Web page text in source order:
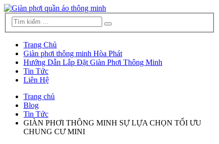
Trang Chủ
Giàn phơi thông minh Hòa Phát
Hướng Dẫn Lắp Đặt Giàn Phơi Thông Minh
Tin Tức
Liên Hệ
Trang chủ
Blog
Tin Tức
GIÀN PHƠI THÔNG MINH SỰ LỰA CHỌN TỐI ƯU
CHUNG CƯ MINI